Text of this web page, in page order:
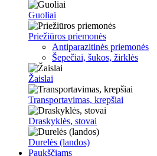
Guoliai
Priežiūros priemonės
Antiparazitinės priemonės
Šepečiai, šukos, žirklės
Žaislai
Transportavimas, krepšiai
Draskyklės, stovai
Durelės (landos)
Paukščiams